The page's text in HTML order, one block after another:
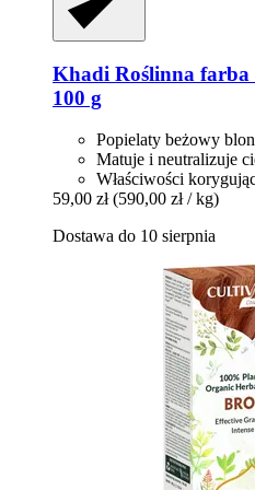
Khadi Roślinna farba
100 g
Popielaty beżowy
Matuje i neutralizuje
Właściwości
59,00 zł (590,00 zł / kg)
Dostawa do 10 sierpnia